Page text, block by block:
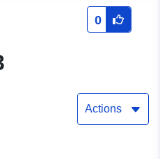
0
Actions